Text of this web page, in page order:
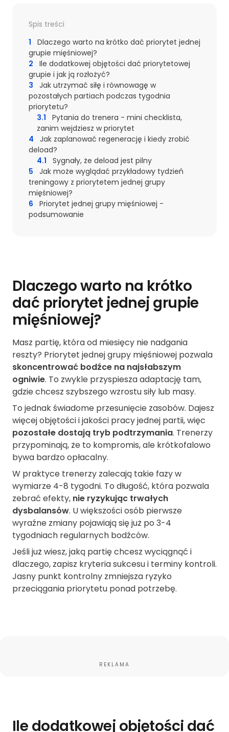
Spis treści
1
Dlaczego warto na krótko dać priorytet jednej
grupie mięśniowej?
2
Ile dodatkowej objętości dać priorytetowej
grupie i jak ją rozłożyć?
3
Jak utrzymać siłę i równowagę w
pozostałych partiach podczas tygodnia
priorytetu?
3.1
Pytania do trenera - mini checklista,
zanim wejdziesz w priorytet
4
Jak zaplanować regenerację i kiedy zrobić
deload?
4.1
Sygnały, że deload jest pilny
5
Jak może wyglądać przykładowy tydzień
treningowy z priorytetem jednej grupy
mięśniowej?
6
Priorytet jednej grupy mięśniowej -
podsumowanie
Dlaczego warto na krótko
dać priorytet jednej grupie
mięśniowej?
Masz partię, która od miesięcy nie nadgania
reszty? Priorytet jednej grupy mięśniowej pozwala
skoncentrować bodźce na najsłabszym
ogniwie. To zwykle przyspiesza adaptację tam,
gdzie chcesz szybszego wzrostu siły lub masy.
To jednak świadome przesunięcie zasobów. Dajesz
więcej objętości i jakości pracy jednej partii, więc
pozostałe dostają tryb podtrzymania. Trenerzy
przypominają, że to kompromis, ale krótkofalowo
bywa bardzo opłacalny.
W praktyce trenerzy zalecają takie fazy w
wymiarze 4-8 tygodni. To długość, która pozwala
zebrać efekty, nie ryzykując trwałych
dysbalansów. U większości osób pierwsze
wyraźne zmiany pojawiają się już po 3-4
tygodniach regularnych bodźców.
Jeśli już wiesz, jaką partię chcesz wyciągnąć i
dlaczego, zapisz kryteria sukcesu i terminy kontroli.
Jasny punkt kontrolny zmniejsza ryzyko
przeciągania priorytetu ponad potrzebę.
REKLAMA
Ile dodatkowej objętości dać